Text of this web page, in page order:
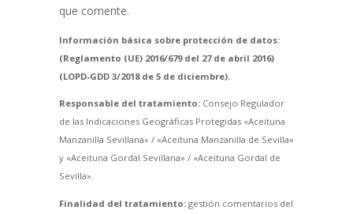
que comente.
Información básica sobre protección de datos:
(Reglamento (UE) 2016/679 del 27 de abril 2016)
(LOPD-GDD 3/2018 de 5 de diciembre).
Responsable del tratamiento:Consejo Regulador
de las Indicaciones Geográficas Protegidas «Aceituna
Manzanilla Sevillana» / «Aceituna Manzanilla de Sevilla»
y «Aceituna Gordal Sevillana» / «Aceituna Gordal de
Sevilla».
Finalidad del tratamiento:gestión comentarios del